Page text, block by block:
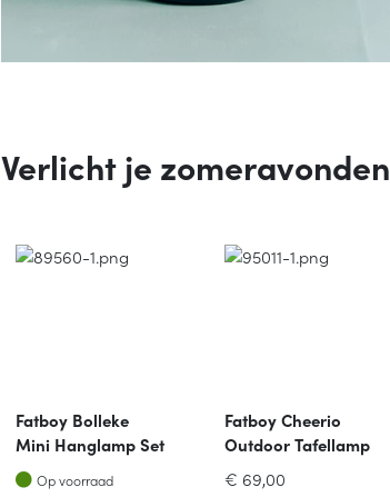
Verlicht je zomeravonden
Fatboy Bolleke
Mini Hanglamp Set
Van 3 D12cm Taupe
Op voorraad
Op voorraad
Fatboy Cheerio
Outdoor Tafellamp
Soft Pink
€ 69,00